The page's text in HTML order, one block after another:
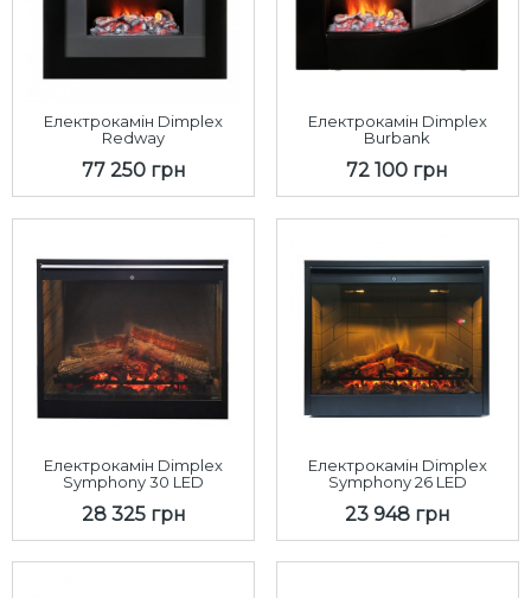
Електрокамін Dimplex
Redway
77 250 грн
Електрокамін Dimplex
Burbank
72 100 грн
Електрокамін Dimplex
Symphony 30 LED
28 325 грн
Електрокамін Dimplex
Symphony 26 LED
23 948 грн